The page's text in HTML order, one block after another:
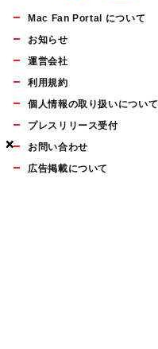
×
×
×
Mac Fan Portal について
お知らせ
運営会社
利用規約
個人情報の取り扱いについて
プレスリリース受付
お問い合わせ
広告掲載について